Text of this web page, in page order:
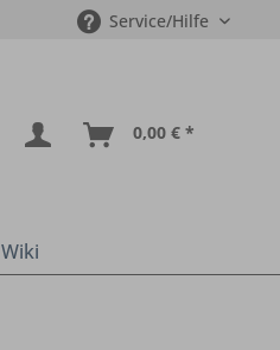
Service/Hilfe
0,00 € *
Wiki